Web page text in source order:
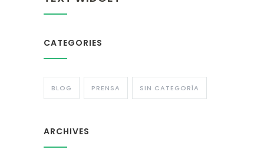
CATEGORIES
BLOG PRENSA SIN CATEGORÍA
ARCHIVES